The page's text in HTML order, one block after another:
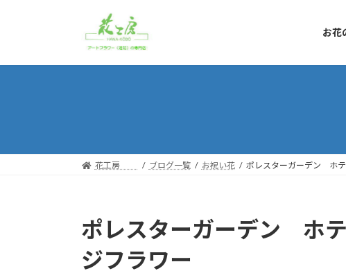
プ
動
お花
花工房 ブログ一覧 お祝い花 ポレスターガーデン ホ
ポレスターガーデン ホ
ジフラワー